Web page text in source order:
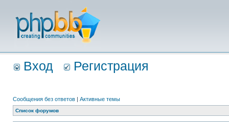
Вход Регистрация
Сообщения без ответов | Активные темы
Список форумов